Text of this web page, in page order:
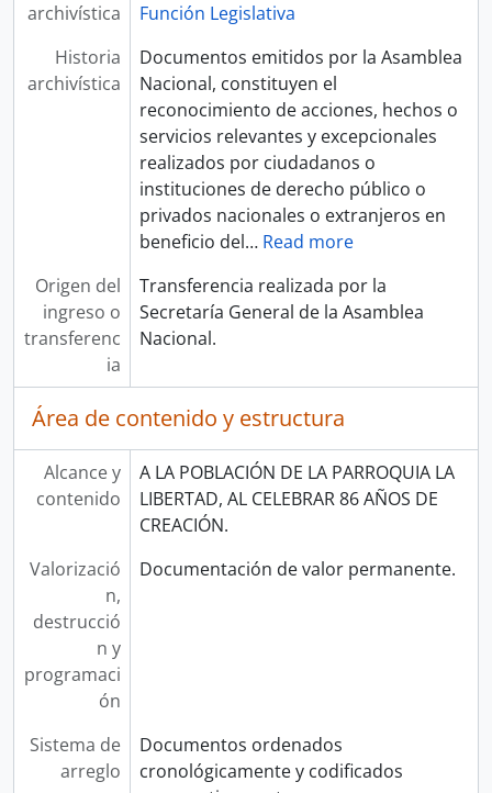
archivística
Función Legislativa
Historia
archivística
Documentos emitidos por la Asamblea
Nacional, constituyen el
reconocimiento de acciones, hechos o
servicios relevantes y excepcionales
realizados por ciudadanos o
instituciones de derecho público o
privados nacionales o extranjeros en
beneficio del… Read more
Origen del
ingreso o
transferenc
ia
Transferencia realizada por la
Secretaría General de la Asamblea
Nacional.
Área de contenido y estructura
Alcance y
contenido
A LA POBLACIÓN DE LA PARROQUIA LA
LIBERTAD, AL CELEBRAR 86 AÑOS DE
CREACIÓN.
Valorizació
n,
destrucció
n y
programaci
ón
Documentación de valor permanente.
Sistema de
arreglo
Documentos ordenados
cronológicamente y codificados